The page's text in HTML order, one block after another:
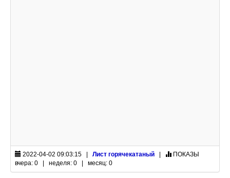
2022-04-02 09:03:15 | Лист горячекатаный
ПОКАЗЫ
вчера: 0 | неделя: 0 | месяц: 0